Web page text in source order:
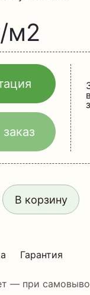
м2
В корзину
Гарантия
— при